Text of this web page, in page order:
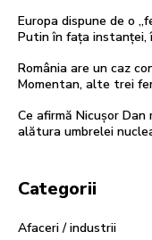
Europa dispune de o
Putin în fața instanței,
România are un caz
Momentan, alte trei
Ce afirmă Nicușor
alătura umbrelei
Categorii
Afaceri / industrii